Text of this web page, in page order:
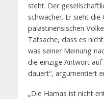
steht. Der
schwächer. Er sieht die
palästinensischen
Tatsache, dass es
was seiner Meinung
die einzige Antwort
dauert“, argumentiert
„Die Hamas ist nicht